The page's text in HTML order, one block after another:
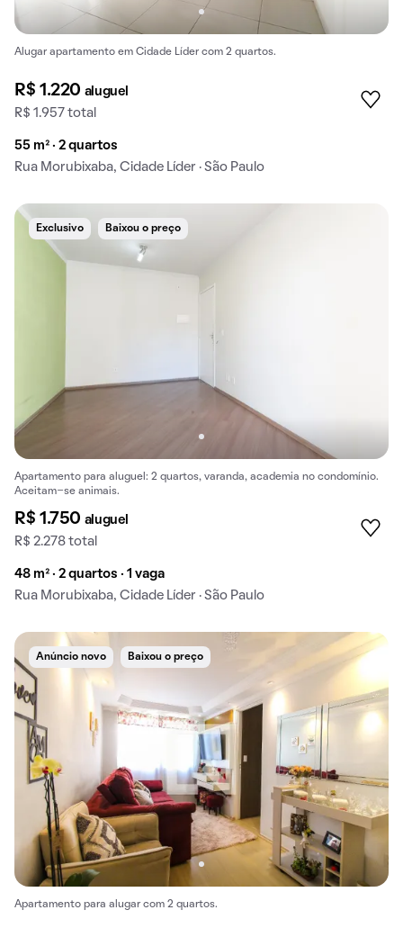
Alugar apartamento em Cidade Líder com 2 quartos.
R$ 1.220 aluguel
R$ 1.957 total
55 m² · 2 quartos
Rua Morubixaba, Cidade Líder · São Paulo
Exclusivo Baixou o preço
Apartamento para aluguel: 2 quartos, varanda, academia no condomínio.
Aceitam-se animais.
R$ 1.750 aluguel
R$ 2.278 total
48 m² · 2 quartos · 1 vaga
Rua Morubixaba, Cidade Líder · São Paulo
Anúncio novo Baixou o preço
Apartamento para alugar com 2 quartos.